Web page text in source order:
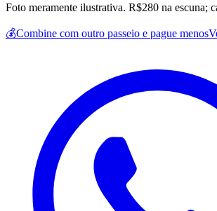
Foto meramente ilustrativa. R$280 na escuna;
💰Combine com outro passeio e pague menos